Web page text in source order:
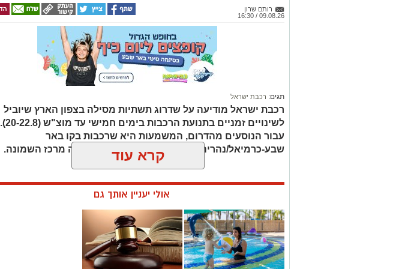
רותם שרון
09.08.26 / 16:30
תגים: רכבת ישראל
רכבת ישראל מודיעה על שדרוג תשתיות מסילה בצפון הארץ שיוביל
לשינויים זמניים בתנועת הרכבות בימים חמישי עד מוצ"ש (20-22.8).
עבור הנוסעים מהדרום, המשמעות היא שרכבות בקו באר
שבע-כרמיאל/נהריה יסיימו את נסיעתן בתחנת חיפה מרכז השמונה.
קרא עוד
אולי יעניין אותך גם